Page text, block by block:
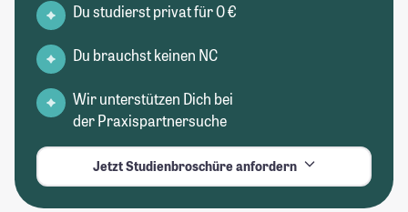
Du studierst privat für 0 €
Du brauchst keinen NC
Wir unterstützen Dich bei
der Praxispartnersuche
Jetzt Studienbroschüre anfordern